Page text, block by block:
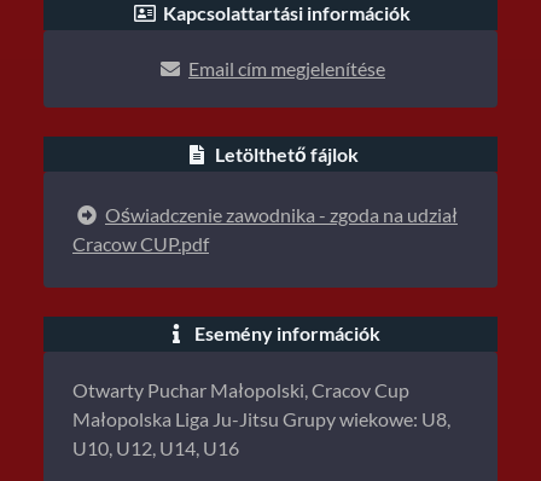
Kapcsolattartási információk
Email cím megjelenítése
Letölthető fájlok
Oświadczenie zawodnika - zgoda na udział
Cracow CUP.pdf
Esemény információk
Otwarty Puchar Małopolski, Cracov Cup
Małopolska Liga Ju-Jitsu Grupy wiekowe: U8,
U10, U12, U14, U16